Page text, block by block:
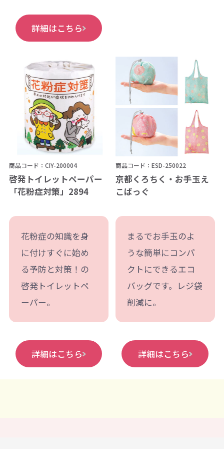
詳細はこちら
商品コード：CIY-200004
啓発トイレットペーパー
「花粉症対策」2894
花粉症の知識を身
に付けすぐに始め
る予防と対策！の
啓発トイレットペ
ーパー。
詳細はこちら
商品コード：ESD-250022
京都くろちく・お手玉え
こばっぐ
まるでお手玉のよ
うな簡単にコンパ
クトにできるエコ
バッグです。レジ袋
削減に。
詳細はこちら